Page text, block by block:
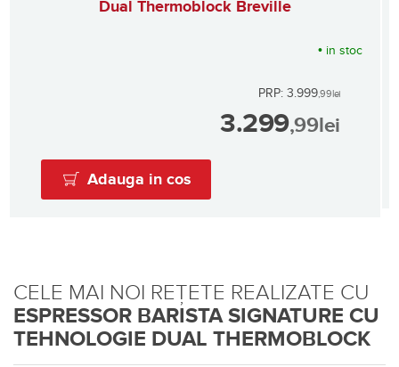
Dual Thermoblock Breville
• in stoc
PRP: 3.999,99lei
3.299,99lei
Adauga in cos
CELE MAI NOI REȚETE REALIZATE CU
ESPRESSOR BARISTA SIGNATURE CU
TEHNOLOGIE DUAL THERMOBLOCK